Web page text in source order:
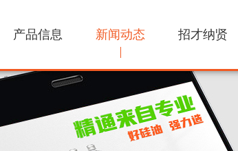
产品信息 新闻动态 招才纳贤